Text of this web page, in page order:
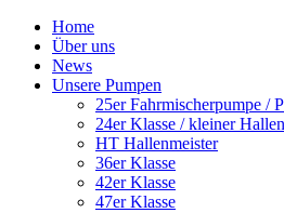
Home
Über uns
News
Unsere Pumpen
25er Fahrmischerpumpe /
24er Klasse / kleiner
HT Hallenmeister
36er Klasse
42er Klasse
47er Klasse